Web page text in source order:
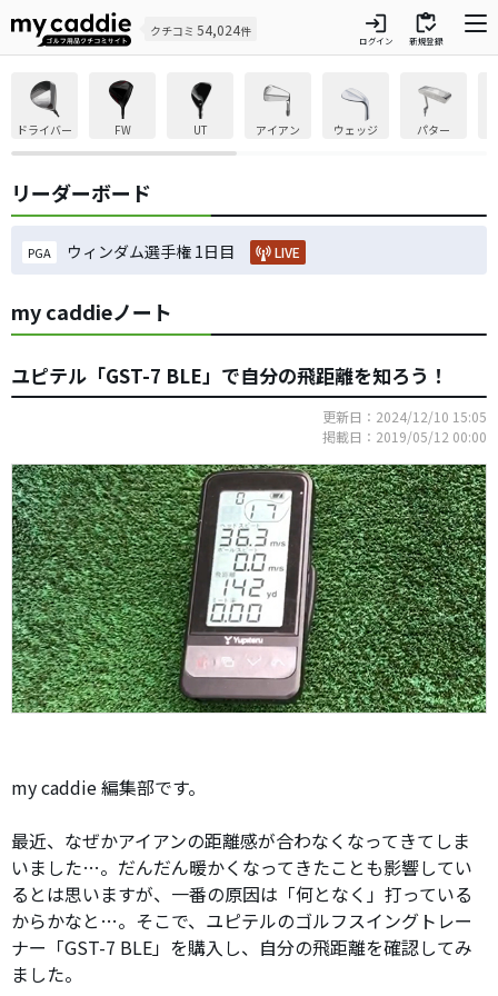
クチコミ 54,024件 login
ログイン
inventory
新規登録
ドライバー FW UT アイアン ウェッジ パター
リーダーボード
PGA ウィンダム選手権 1日目 LIVE
my caddieノート
ユピテル「GST-7 BLE」で自分の飛距離を知ろう！
更新日：2024/12/10 15:05
掲載日：2019/05/12 00:00
my caddie 編集部です。
最近、なぜかアイアンの距離感が合わなくなってきてしま
いました…。だんだん暖かくなってきたことも影響してい
るとは思いますが、一番の原因は「何となく」打っている
からかなと…。そこで、ユピテルのゴルフスイングトレー
ナー「GST-7 BLE」を購入し、自分の飛距離を確認してみ
ました。